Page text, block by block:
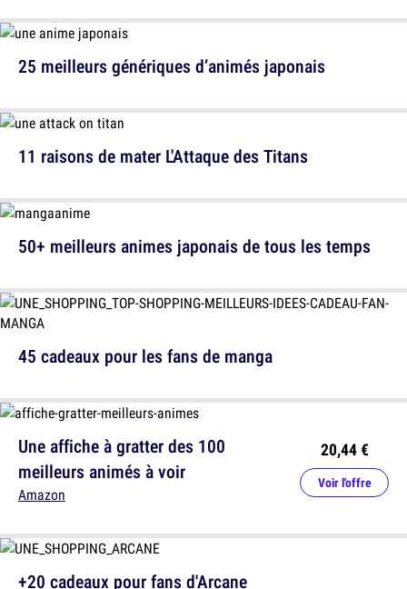
25 meilleurs génériques d’animés japonais
50+ meilleurs animes japonais de tous les temps
Une affiche à gratter des 100
meilleurs animés à voir
Amazon
20,44 €
Voir l'offre
11 raisons de mater L'Attaque des Titans
45 cadeaux pour les fans de manga
+20 cadeaux pour fans d'Arcane